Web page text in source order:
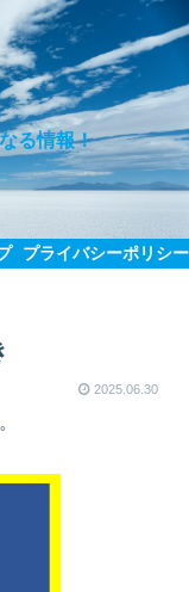
る情報！
プライバシーポリシー
2025.06.30